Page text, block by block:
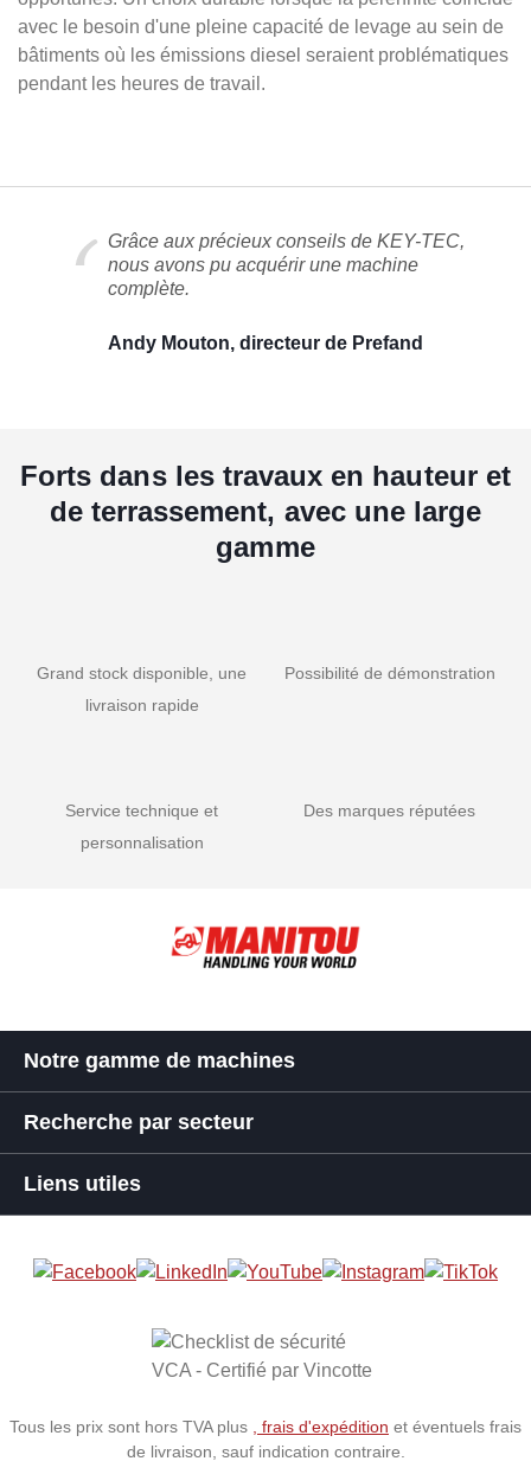
avec le besoin d'une pleine capacité de levage au sein de
bâtiments où les émissions diesel seraient problématiques
pendant les heures de travail.
Grâce aux précieux conseils de KEY-TEC,
nous avons pu acquérir une machine
complète.
Andy Mouton, directeur de Prefand
Forts dans les travaux en hauteur et
de terrassement, avec une large
gamme
Grand stock disponible, une
livraison rapide
Possibilité de démonstration
Service technique et
personnalisation
Des marques réputées
Notre gamme de machines
Recherche par secteur
Liens utiles
Tous les prix sont hors TVA plus , frais d'expédition et éventuels frais
de livraison, sauf indication contraire.